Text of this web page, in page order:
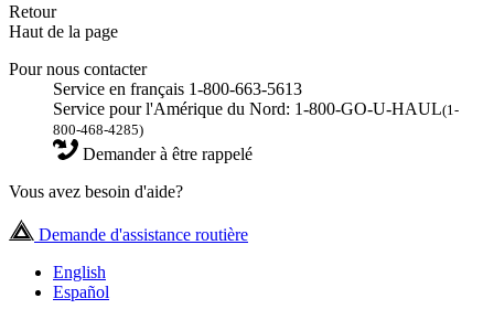
Retour
Haut de la page
Pour nous contacter
Service en français 1-800-663-5613
Service pour l'Amérique du Nord: 1-800-GO-U-HAUL(1-
800-468-4285)
Demander à être rappelé
Vous avez besoin d'aide?
Demande d'assistance routière
English
Español